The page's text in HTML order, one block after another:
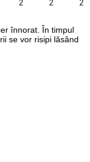
2
2
2
înnorat. În timpul
se vor risipi lăsând